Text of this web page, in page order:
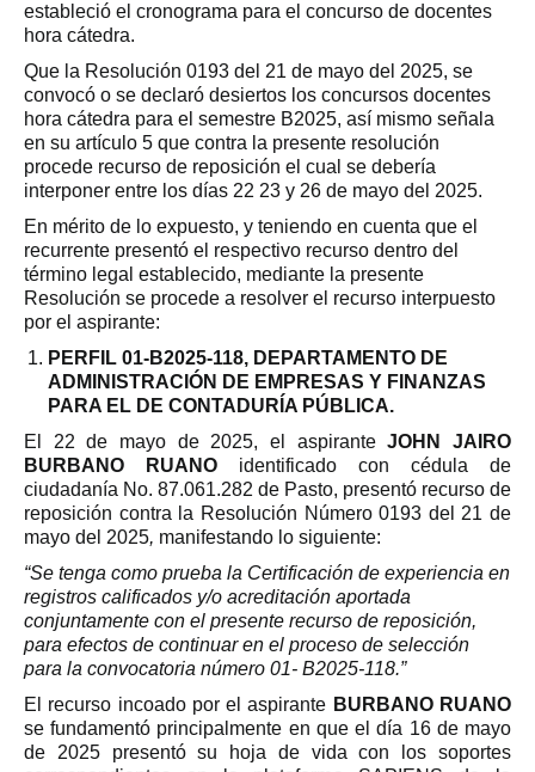
estableció el cronograma para el concurso de docentes
hora cátedra.
Que la Resolución 0193 del 21 de mayo del 2025, se
convocó o se declaró desiertos los concursos docentes
hora cátedra para el semestre B2025, así mismo señala
en su artículo 5 que contra la presente resolución
procede recurso de reposición el cual se debería
interponer entre los días 22 23 y 26 de mayo del 2025.
En mérito de lo expuesto, y teniendo en cuenta que el
recurrente presentó el respectivo recurso dentro del
término legal establecido, mediante la presente
Resolución se procede a resolver el recurso interpuesto
por el aspirante:
PERFIL 01-B2025-118, DEPARTAMENTO DE
ADMINISTRACIÓN DE EMPRESAS Y FINANZAS
PARA EL DE CONTADURÍA PÚBLICA.
El 22 de mayo de 2025, el aspiranteJOHN JAIRO
BURBANO RUANO identificado con cédula de
ciudadanía No. 87.061.282 de Pasto, presentó recurso de
reposición contra la Resolución Número 0193 del 21 de
mayo del 2025, manifestando lo siguiente:
“Se tenga como prueba la Certificación de experiencia en
registros calificados y/o acreditación aportada
conjuntamente con el presente recurso de reposición,
para efectos de continuar en el proceso de selección
para la convocatoria número 01- B2025-118.”
El recurso incoado por el aspirante BURBANO RUANO
se fundamentó principalmente en que el día 16 de mayo
de 2025 presentó su hoja de vida con los soportes